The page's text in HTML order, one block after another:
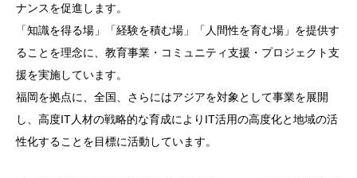
ナンスを促進します。
「知識を得る場」「経験を積む場」「人間性を育む場」を提供す
ることを理念に、教育事業・コミュニティ支援・プロジェクト支
援を実施しています。
福岡を拠点に、全国、さらにはアジアを対象として事業を展開
し、高度IT人材の戦略的な育成によりIT活用の高度化と地域の活
性化することを目標に活動しています。